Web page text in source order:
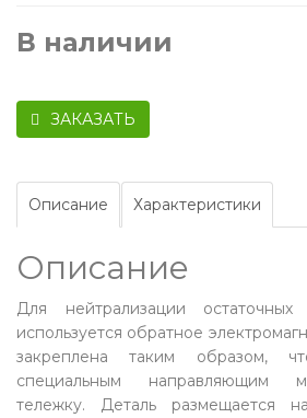
В наличии
ЗАКАЗАТЬ
Описание Характеристики
Описание
Для нейтрализации остаточных
используется обратное
закреплена таким образом,
специальным направляющим
тележку. Деталь размещается